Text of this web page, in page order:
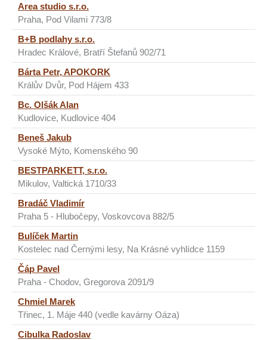
Area studio s.r.o.
Praha, Pod Vilami 773/8
B+B podlahy s.r.o.
Hradec Králové, Bratří Štefanů 902/71
Bárta Petr, APOKORK
Králův Dvůr, Pod Hájem 433
Bc. Olšák Alan
Kudlovice, Kudlovice 404
Beneš Jakub
Vysoké Mýto, Komenského 90
BESTPARKETT, s.r.o.
Mikulov, Valtická 1710/33
Bradáč Vladimír
Praha 5 - Hlubočepy, Voskovcova 882/5
Bulíček Martin
Kostelec nad Černými lesy, Na Krásné vyhlídce 1159
Čáp Pavel
Praha - Chodov, Gregorova 2091/9
Chmiel Marek
Třinec, 1. Máje 440 (vedle kavárny Oáza)
Cibulka Radoslav